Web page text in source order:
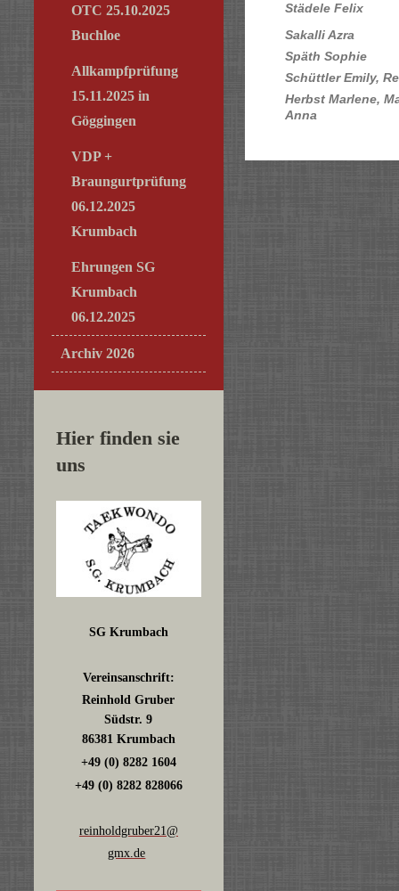
Städele Felix
Sakalli Azra
Späth Sophie
Schüttler Emily,
Herbst Marlene,
Anna
OTC 25.10.2025
Buchloe
Allkampfprüfung
15.11.2025 in
Göggingen
VDP +
Braungurtprüfung
06.12.2025
Krumbach
Ehrungen SG
Krumbach
06.12.2025
Archiv 2026
Hier finden sie
uns
SG Krumbach
Vereinsanschrift:
Reinhold Gruber
Südstr. 9
86381 Krumbach
+49 (0) 8282 1604
+49 (0) 8282 828066
reinholdgruber21@
gmx.de